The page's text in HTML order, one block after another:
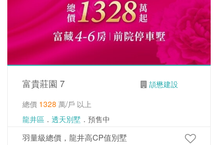
富貴莊園 7
頡懋建設
總價 1328 萬/戶 以上
龍井區 ． 透天別墅 ．預售中
羽量級總價，龍井高CP值別墅